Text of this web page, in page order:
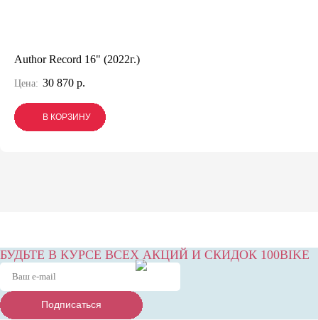
Author Record 16" (2022г.)
Цена: 30 870 р.
В КОРЗИНУ
В КОРЗИНУ
В КОРЗИНУ
БУДЬТЕ В КУРСЕ ВСЕХ АКЦИЙ И СКИДОК 100BIKE
Подписаться
Подписаться
Подписаться